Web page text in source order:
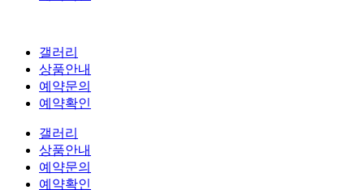
갤러리
상품안내
예약문의
예약확인
갤러리
상품안내
예약문의
예약확인